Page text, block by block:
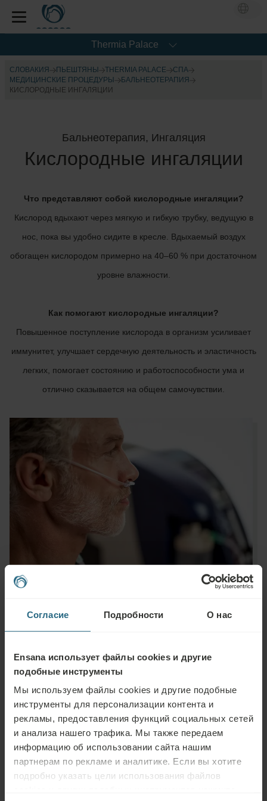
Согласие Подробности О нас
Ensana использует файлы cookies и другие
подобные инструменты
Мы используем файлы cookies и другие подобные
инструменты для персонализации контента и
рекламы, предоставления функций социальных сетей
и анализа нашего трафика. Мы также передаем
информацию об использовании сайта нашим
партнерам по рекламе и аналитике. Если вы хотите
подробно указать цели использования файлов
Thermia Palace
СЛОВАКИЯ ПЬЕШТЯНЫ THERMIA PALACE
CПА
МЕДИЦИНСКИЕ ПРОЦЕДУРЫ
БАЛЬНЕОТЕРАПИЯ
КИСЛОРОДНЫЕ ИНГАЛЯЦИИ
Бальнеотерапия, Ингаляция
Кислородные ингаляции
Что представляют собой кислородные ингаляции?
Кислород вдыхают через мягкую и гибкую трубку, ведущую в
нос, пока вы удобно сидите в кресле. Вдыхаемый воздух
обогащен кислородом примерно на 40–60 % при достаточном
уровне влажности.
Как помогают кислородные ингаляции?
Повышенное поступление кислорода в организм усиливает
иммунитет, улучшает сердечную деятельность и эластичность
легких, помогает состоянию и работоспособности ума и
отлично сказывается на общем самочувствии.
Задать вопрос
Пожалуйста, свяжитесь с нами по любому вопросу, связанному с
нашими отелями Ensana или услугами. Вопросы и ответы, связанные с
нашей программой лояльности, можно найти здесь.
ЗАДАТЬ ВОПРОС
Бронирование